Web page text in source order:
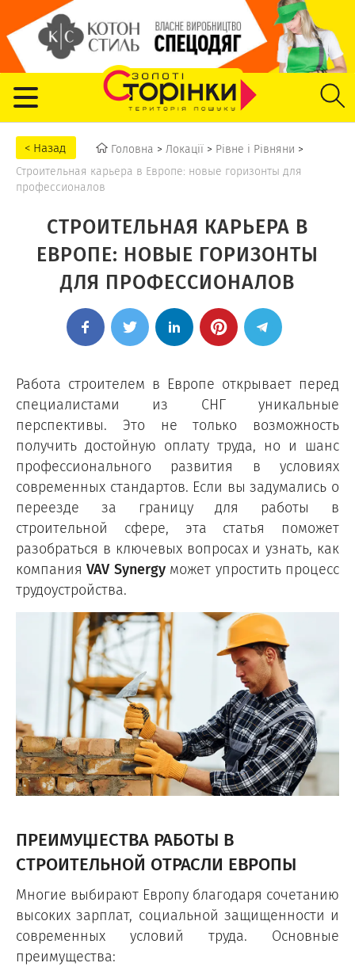
Головна > Локації > Рівне і Рівняни >
Строительная карьера в Европе: новые горизонты для
профессионалов
СТРОИТЕЛЬНАЯ КАРЬЕРА В
ЕВРОПЕ: НОВЫЕ ГОРИЗОНТЫ
ДЛЯ ПРОФЕССИОНАЛОВ
Работа строителем в Европе открывает перед
специалистами из СНГ уникальные
перспективы. Это не только возможность
получить достойную оплату труда, но и шанс
профессионального развития в условиях
современных стандартов. Если вы задумались о
переезде за границу для работы в
строительной сфере, эта статья поможет
разобраться в ключевых вопросах и узнать, как
компанияVAV Synergyможет упростить процесс
трудоустройства.
ПРЕИМУЩЕСТВА РАБОТЫ В
СТРОИТЕЛЬНОЙ ОТРАСЛИ ЕВРОПЫ
Многие выбирают Европу благодаря сочетанию
высоких зарплат, социальной защищенности и
современных условий труда. Основные
преимущества: